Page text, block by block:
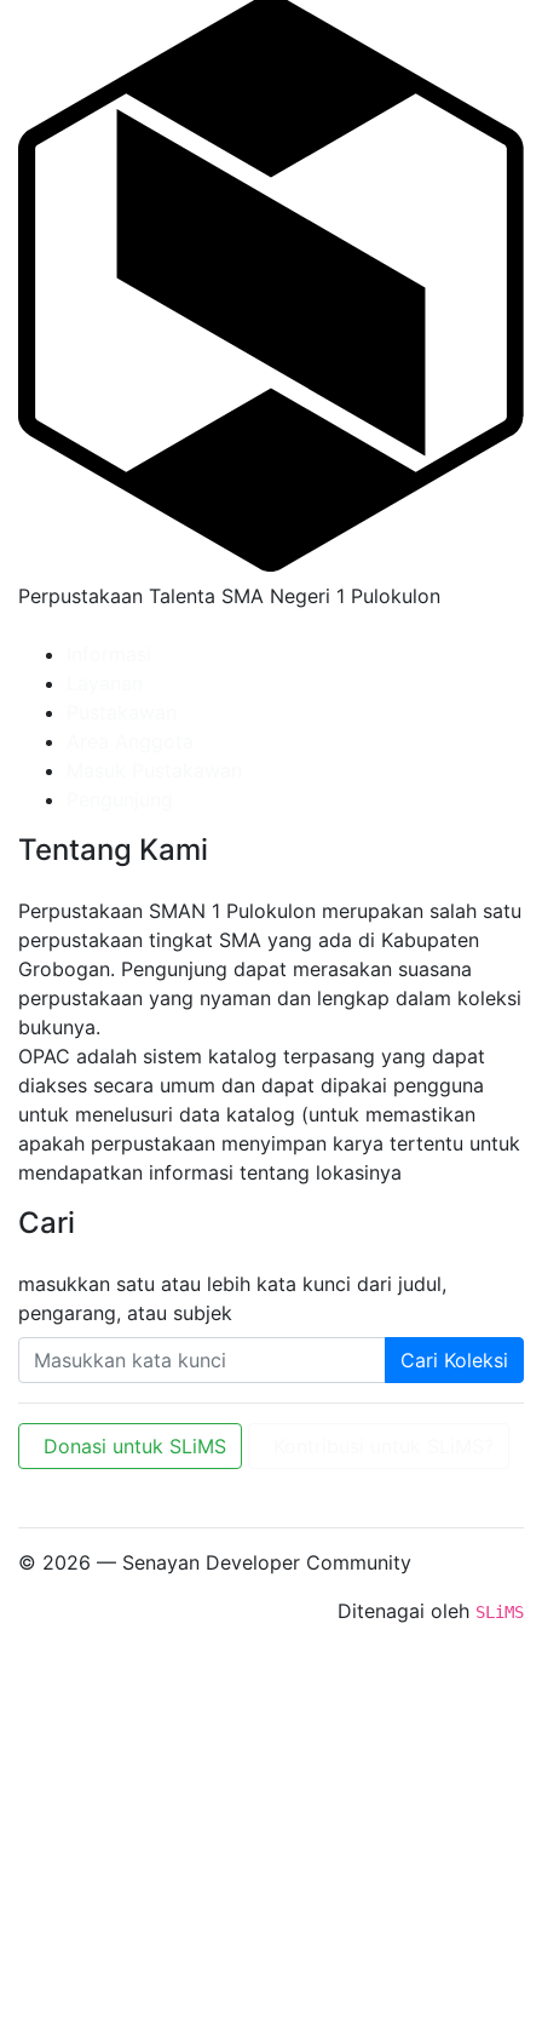
Perpustakaan Talenta SMA Negeri 1 Pulokulon
Tentang Kami
Perpustakaan SMAN 1 Pulokulon merupakan salah satu
perpustakaan tingkat SMA yang ada di Kabupaten
Grobogan. Pengunjung dapat merasakan suasana
perpustakaan yang nyaman dan lengkap dalam koleksi
bukunya.
OPAC adalah sistem katalog terpasang yang dapat
diakses secara umum dan dapat dipakai pengguna
untuk menelusuri data katalog (untuk memastikan
apakah perpustakaan menyimpan karya tertentu untuk
mendapatkan informasi tentang lokasinya
Cari
masukkan satu atau lebih kata kunci dari judul,
pengarang, atau subjek
Cari Koleksi
Donasi untuk SLiMS
© 2026 — Senayan Developer Community
Ditenagai oleh SLiMS